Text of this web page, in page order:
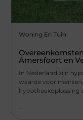
Woning En Tuin
Amersfoort en
In Nederland zijn
waarde voor
hypotheekoplossing